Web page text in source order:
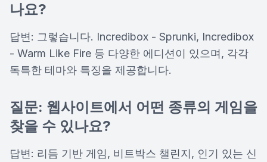
나요?
답변: 그렇습니다. Incredibox - Sprunki, Incredibox
- Warm Like Fire 등 다양한 에디션이 있으며, 각각
독특한 테마와 특징을 제공합니다.
질문: 웹사이트에서 어떤 종류의 게임을
찾을 수 있나요?
답변: 리듬 기반 게임, 비트박스 챌린지, 인기 있는 신